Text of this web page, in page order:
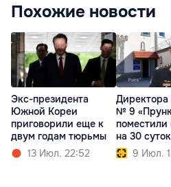
Похожие новости
Экс-президента
Южной Кореи
приговорили еще к
двум годам тюрьмы
13 Июл. 22:52
№ 9
поместили
на 30 суток
9 Июл.